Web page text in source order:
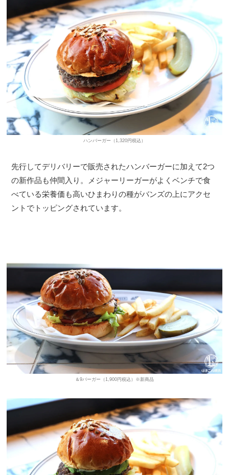
ハンバーガー（1,320円税込）
先行してデリバリーで販売されたハンバーガーに加えて2つ
の新作品も仲間入り。メジャーリーガーがよくベンチで食
べている栄養価も高いひまわりの種がバンズの上にアクセ
ントでトッピングされています。
＆9バーガー（1,900円税込）※新商品